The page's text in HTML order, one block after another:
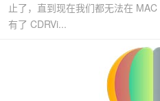
止了，直到现在我们都无法在
有了 CDRVi...